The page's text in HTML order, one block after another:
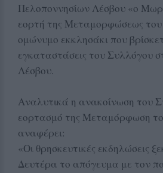
Πελοποννησίων Λέσβου «ο
εορτή της Μεταμορφώσεως του
ομώνυμο εκκλησάκι που
εγκαταστάσεις του Συλλόγου
Λέσβου.
Αναλυτικά η ανακοίνωση του
εορτασμό της Μεταμόρφωση
αναφέρει:
«Οι θρησκευτικές εκδηλώσεις
Δευτέρα το απόγευμα με τον